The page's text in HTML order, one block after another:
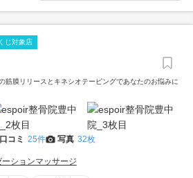
じ対象店
筋膜リリースとキネシオテーピングであなたのお悩みに
口コミ 25件 写真 32枚
ーションマッサージ